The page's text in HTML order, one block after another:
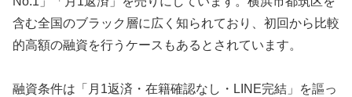
含む全国のブラック層に広く知られており、初回から比較
的高額の融資を行うケースもあるとされています。
融資条件は「月1返済・在籍確認なし・LINE完結」を謳っ